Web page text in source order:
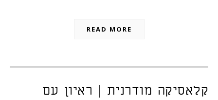
READ MORE
קלאסיקה מודרנית | ראיון עם